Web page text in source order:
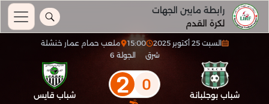
رابطة مابين الجهات
لكرة القدم
السبت 25 أكتوبر 2025 15:00
ملعب حمام عمار خنشلة
شرق
الجولة 6
شباب بوجلبانة 0
2 شباب قايس